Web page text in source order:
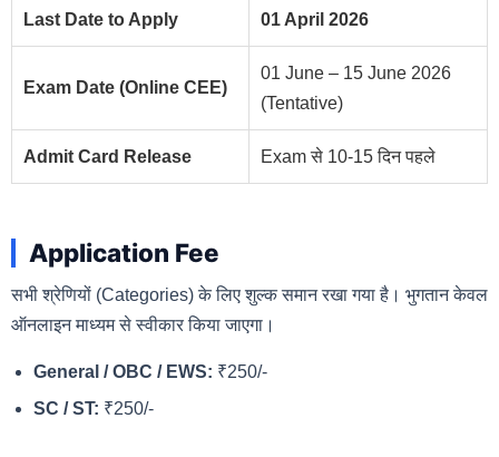
Last Date to Apply 01 April 2026
Exam Date (Online CEE)
01 June – 15 June 2026
(Tentative)
Admit Card Release Exam से 10-15 दिन पहले
Application Fee
सभी श्रेणियों (Categories) के लिए शुल्क समान रखा गया है। भुगतान केवल
ऑनलाइन माध्यम से स्वीकार किया जाएगा।
General / OBC / EWS: ₹250/-
SC / ST: ₹250/-